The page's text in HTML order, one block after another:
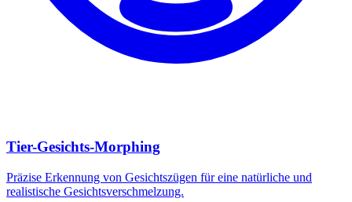
Tier-Gesichts-Morphing
Präzise Erkennung von Gesichtszügen für eine natürliche und
realistische Gesichtsverschmelzung.